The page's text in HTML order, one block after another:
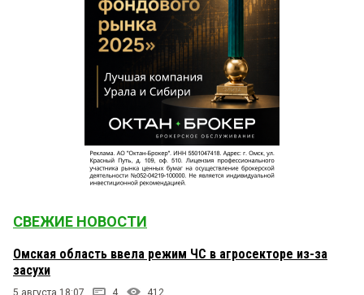
СВЕЖИЕ НОВОСТИ
Омская область ввела режим ЧС в агросекторе из-за
засухи
5 августа 18:07 4 412